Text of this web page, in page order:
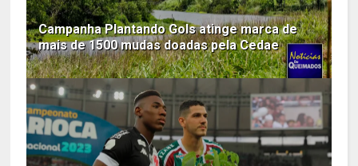
Campanha Plantando Gols atinge marca de
mais de 1500 mudas doadas pela Cedae